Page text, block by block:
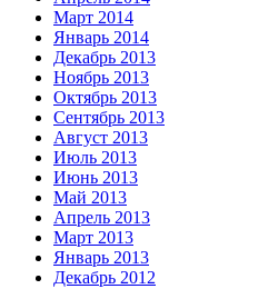
Март 2014
Январь 2014
Декабрь 2013
Ноябрь 2013
Октябрь 2013
Сентябрь 2013
Август 2013
Июль 2013
Июнь 2013
Май 2013
Апрель 2013
Март 2013
Январь 2013
Декабрь 2012